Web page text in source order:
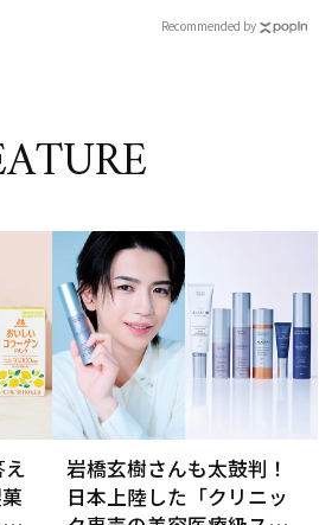
Recommended by
え
岩橋玄樹さんも太鼓判！
日本上陸した「クリニッ